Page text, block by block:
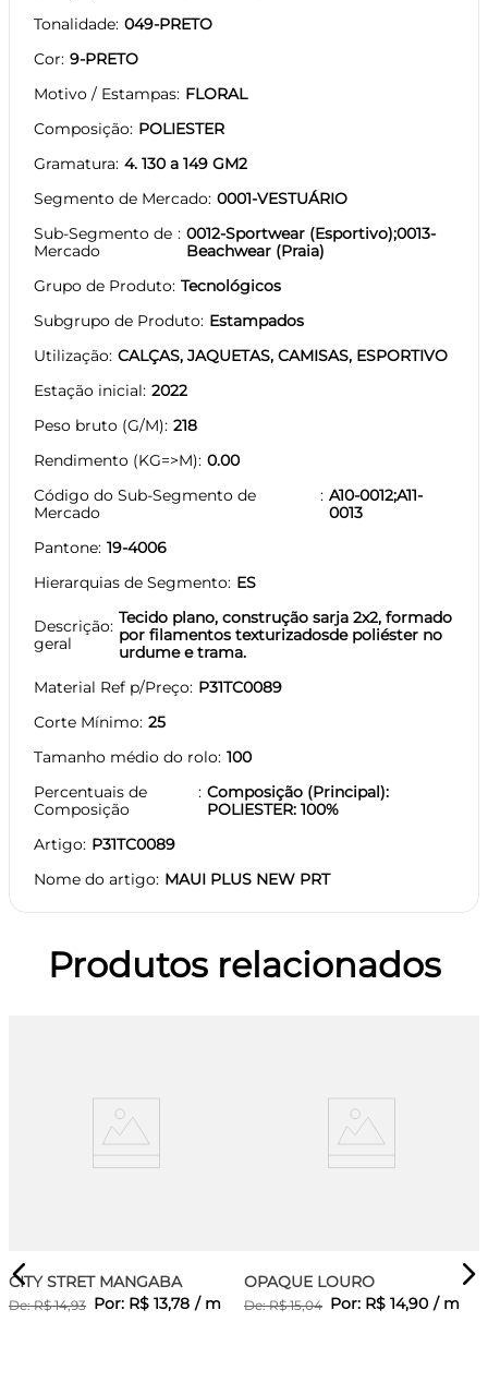
Tonalidade 049-PRETO
Cor 9-PRETO
Motivo / Estampas FLORAL
Composição POLIESTER
Gramatura 4. 130 a 149 GM2
Segmento de Mercado 0001-VESTUÁRIO
Sub-Segmento de
Mercado
0012-Sportwear (Esportivo);0013-
Beachwear (Praia)
Grupo de Produto Tecnológicos
Subgrupo de Produto Estampados
Utilização CALÇAS, JAQUETAS, CAMISAS, ESPORTIVO
Estação inicial 2022
Peso bruto (G/M) 218
Rendimento (KG=>M) 0.00
Código do Sub-Segmento de
Mercado
A10-0012;A11-
0013
Pantone 19-4006
Hierarquias de Segmento ES
Descrição
geral
Tecido plano, construção sarja 2x2, formado
por filamentos texturizadosde poliéster no
urdume e trama.
Material Ref p/Preço P31TC0089
Corte Mínimo 25
Tamanho médio do rolo 100
Percentuais de
Composição
Composição (Principal):
POLIESTER: 100%
Artigo P31TC0089
Nome do artigo MAUI PLUS NEW PRT
Produtos relacionados
CITY STRET MANGABA
De:R$ 14,93 Por: R$ 13,78 / m
OPAQUE LOURO
De:R$ 15,04 Por: R$ 14,90 / m